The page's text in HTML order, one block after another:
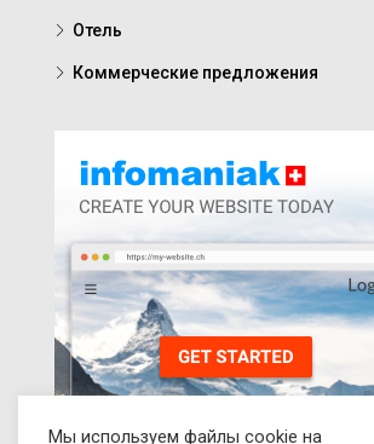
Отель
Коммерческие предложения
Мы используем файлы cookie на